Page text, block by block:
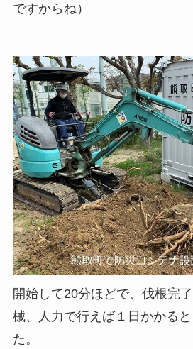
ですからね）
開始して20分ほどで、伐根完
械、人力で行えば１日かかる
た。